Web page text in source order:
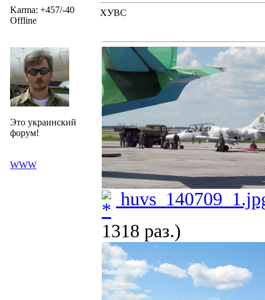
Karma: +457/-40
Offline
Это украинский
форум!
WWW
ХУВС
1318 раз.)